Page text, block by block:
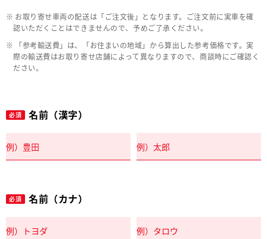
お取り寄せ車両の配送は「ご注文後」となります。ご注文前に実車を確
認いただくことはできませんので、予めご了承ください。
「参考輸送費」は、「お住まいの地域」から算出した参考価格です。実
際の輸送費はお取り寄せ店舗によって異なりますので、商談時にご確認く
ださい。
必須 名前（漢字）
必須 名前（カナ）